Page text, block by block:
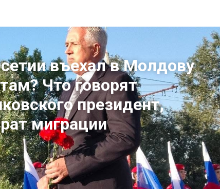
въехал в Молдову
Что говорят
президент,
миграции